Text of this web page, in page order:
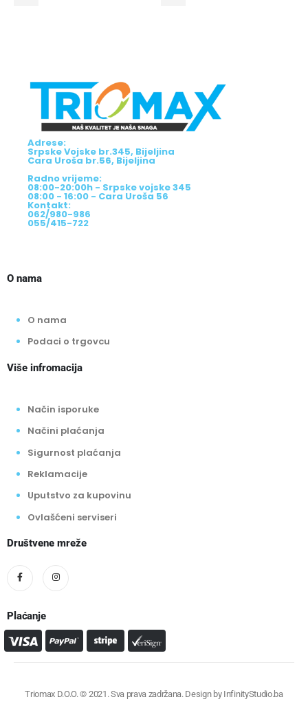
Adrese:
Srpske Vojske br.345, Bijeljina
Cara Uroša br.56, Bijeljina
Radno vrijeme:
08:00-20:00h - Srpske vojske 345
08:00 - 16:00 - Cara Uroša 56
Kontakt:
062/980-986
055/415-722
O nama
O nama
Podaci o trgovcu
Više infromacija
Način isporuke
Načini plaćanja
Sigurnost plaćanja
Reklamacije
Uputstvo za kupovinu
Ovlašćeni serviseri
Društvene mreže
Plaćanje
Triomax D.O.O. © 2021. Sva prava zadržana. Design by InfinityStudio.ba